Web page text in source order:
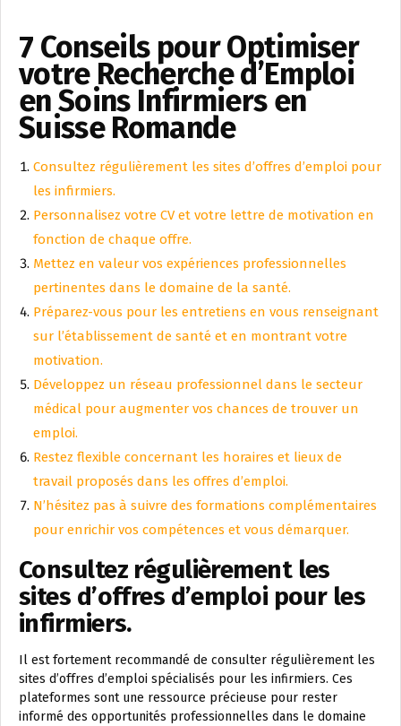
7 Conseils pour Optimiser
votre Recherche d’Emploi
en Soins Infirmiers en
Suisse Romande
Consultez régulièrement les sites d’offres d’emploi pour
les infirmiers.
Personnalisez votre CV et votre lettre de motivation en
fonction de chaque offre.
Mettez en valeur vos expériences professionnelles
pertinentes dans le domaine de la santé.
Préparez-vous pour les entretiens en vous renseignant
sur l’établissement de santé et en montrant votre
motivation.
Développez un réseau professionnel dans le secteur
médical pour augmenter vos chances de trouver un
emploi.
Restez flexible concernant les horaires et lieux de
travail proposés dans les offres d’emploi.
N’hésitez pas à suivre des formations complémentaires
pour enrichir vos compétences et vous démarquer.
Consultez régulièrement les
sites d’offres d’emploi pour les
infirmiers.
Il est fortement recommandé de consulter régulièrement les
sites d’offres d’emploi spécialisés pour les infirmiers. Ces
plateformes sont une ressource précieuse pour rester
informé des opportunités professionnelles dans le domaine